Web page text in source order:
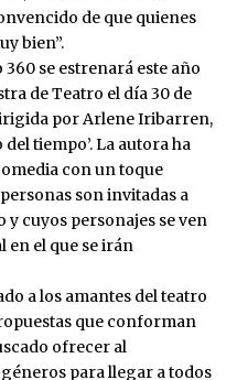
de que quienes
bien”.
se estrenará este año
de Teatro el día 30 de
por Arlene Iribarren,
tiempo’. La autora ha
con un toque
son invitadas a
y cuyos personajes se ven
en el que se irán
a los amantes del teatro
que conforman
ofrecer al
para llegar a todos